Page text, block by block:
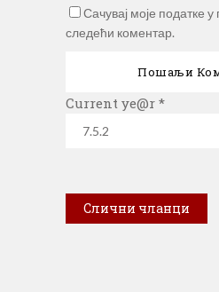
Сачувај моје податке
следећи коментар.
Current ye@r *
Слични чланци